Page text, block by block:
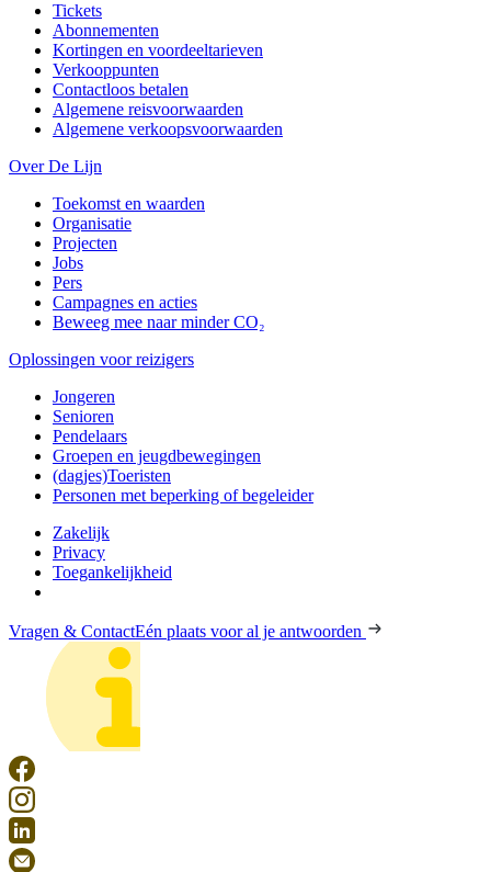
Tickets
Abonnementen
Kortingen en voordeeltarieven
Verkooppunten
Contactloos betalen
Algemene reisvoorwaarden
Algemene verkoopsvoorwaarden
Over De Lijn
Toekomst en waarden
Organisatie
Projecten
Jobs
Pers
Campagnes en acties
Beweeg mee naar minder CO₂
Oplossingen voor reizigers
Jongeren
Senioren
Pendelaars
Groepen en jeugdbewegingen
(dagjes)Toeristen
Personen met beperking of begeleider
Zakelijk
Privacy
Toegankelijkheid
Vragen & ContactEén plaats voor al je antwoorden